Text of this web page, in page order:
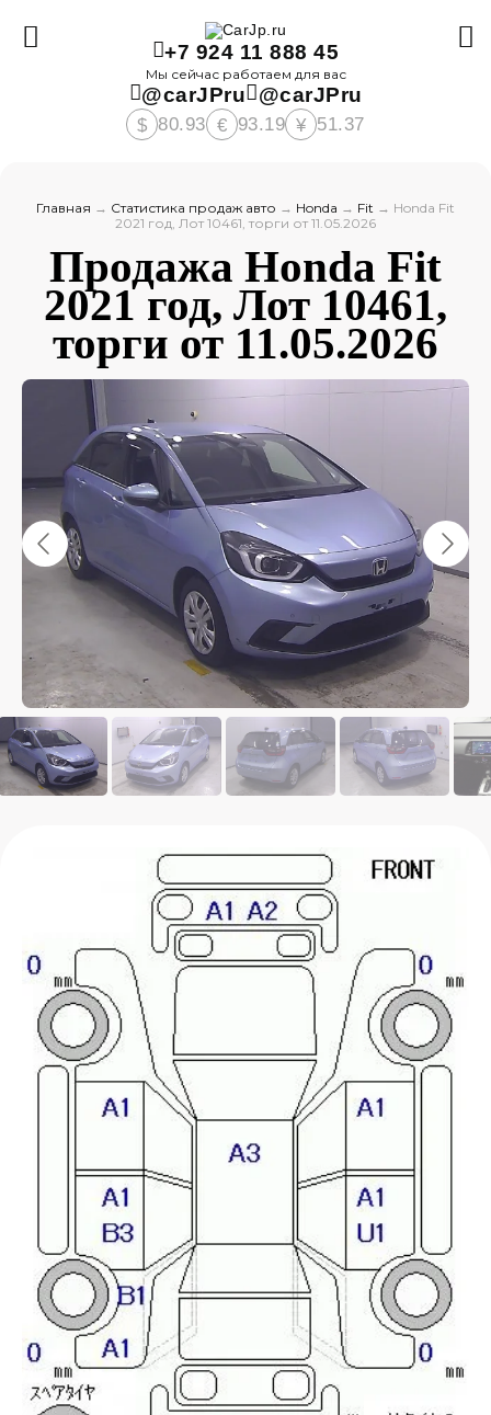
+7 924 11 888 45
Мы сейчас работаем для вас
@carJPru @carJPru
$ 80.93 € 93.19 ¥ 51.37
Главная → Статистика продаж авто → Honda → Fit → Honda Fit
2021 год, Лот 10461, торги от 11.05.2026
Продажа Honda Fit
2021 год, Лот 10461,
торги от 11.05.2026